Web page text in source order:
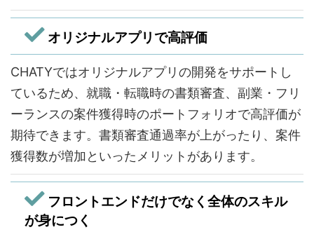
オリジナルアプリで高評価
CHATYではオリジナルアプリの開発をサポートし
ているため、就職・転職時の書類審査、副業・フリ
ーランスの案件獲得時のポートフォリオで高評価が
期待できます。書類審査通過率が上がったり、案件
獲得数が増加といったメリットがあります。
フロントエンドだけでなく全体のスキル
が身につく